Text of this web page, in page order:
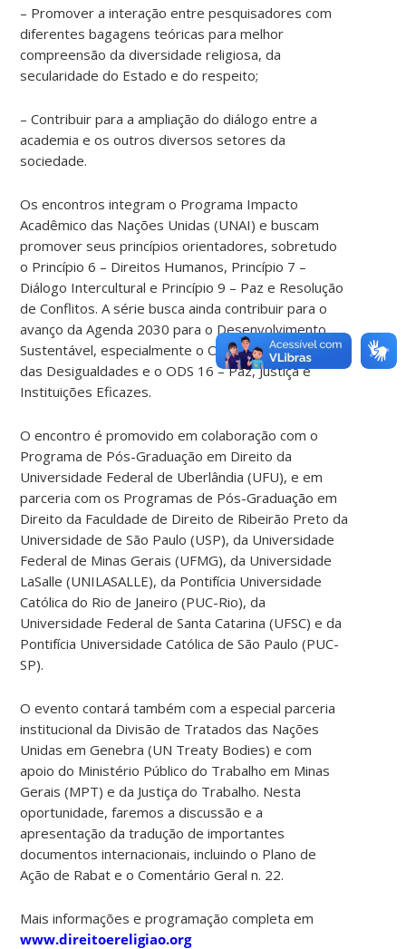
– Promover a interação entre pesquisadores com
diferentes bagagens teóricas para melhor
compreensão da diversidade religiosa, da
secularidade do Estado e do respeito;
– Contribuir para a ampliação do diálogo entre a
academia e os outros diversos setores da
sociedade.
Os encontros integram o Programa Impacto
Acadêmico das Nações Unidas (UNAI) e buscam
promover seus princípios orientadores, sobretudo
o Princípio 6 – Direitos Humanos, Princípio 7 –
Diálogo Intercultural e Princípio 9 – Paz e Resolução
de Conflitos. A série busca ainda contribuir para o
avanço da Agenda 2030 para o Desenvolvimento
Sustentável, especialmente o ODS 10 – Redução
das Desigualdades e o ODS 16 – Paz, Justiça e
Instituições Eficazes.
O encontro é promovido em colaboração com o
Programa de Pós-Graduação em Direito da
Universidade Federal de Uberlândia (UFU), e em
parceria com os Programas de Pós-Graduação em
Direito da Faculdade de Direito de Ribeirão Preto da
Universidade de São Paulo (USP), da Universidade
Federal de Minas Gerais (UFMG), da Universidade
LaSalle (UNILASALLE), da Pontifícia Universidade
Católica do Rio de Janeiro (PUC-Rio), da
Universidade Federal de Santa Catarina (UFSC) e da
Pontifícia Universidade Católica de São Paulo (PUC-
SP).
O evento contará também com a especial parceria
institucional da Divisão de Tratados das Nações
Unidas em Genebra (UN Treaty Bodies) e com
apoio do Ministério Público do Trabalho em Minas
Gerais (MPT) e da Justiça do Trabalho. Nesta
oportunidade, faremos a discussão e a
apresentação da tradução de importantes
documentos internacionais, incluindo o Plano de
Ação de Rabat e o Comentário Geral n. 22.
Mais informações e programação completa em
www.direitoereligiao.org